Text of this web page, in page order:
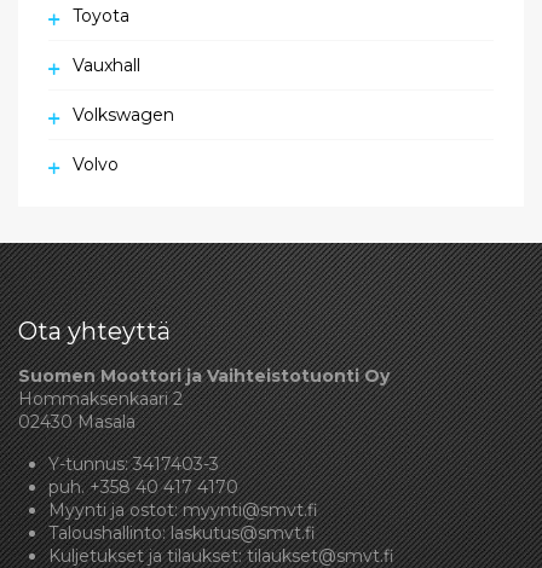
Toyota
Vauxhall
Volkswagen
Volvo
Ota yhteyttä
Suomen Moottori ja Vaihteistotuonti Oy
Hommaksenkaari 2
02430 Masala
Y-tunnus: 3417403-3
puh.+358 40 417 4170
Myynti ja ostot:myynti@smvt.fi
Taloushallinto:laskutus@smvt.fi
Kuljetukset ja tilaukset:tilaukset@smvt.fi